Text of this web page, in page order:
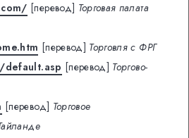
[перевод] Торговая палата
[перевод] Торговля с ФРГ
default.asp [перевод] Торгово-
[перевод] Торговое